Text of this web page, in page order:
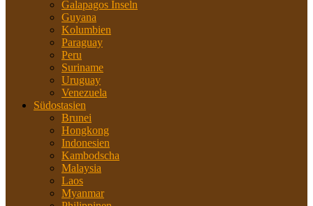
Galapagos Inseln
Guyana
Kolumbien
Paraguay
Peru
Suriname
Uruguay
Venezuela
Südostasien
Brunei
Hongkong
Indonesien
Kambodscha
Malaysia
Laos
Myanmar